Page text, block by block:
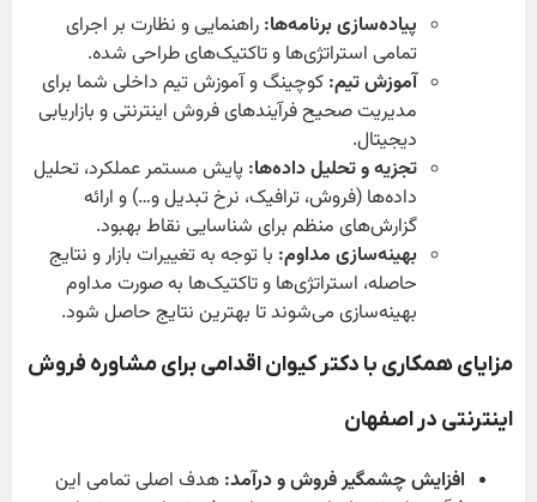
پیاده‌سازی برنامه‌ها: راهنمایی و نظارت بر اجرای
تمامی استراتژی‌ها و تاکتیک‌های طراحی شده.
آموزش تیم: کوچینگ و آموزش تیم داخلی شما برای
مدیریت صحیح فرآیندهای فروش اینترنتی و بازاریابی
دیجیتال.
تجزیه و تحلیل داده‌ها: پایش مستمر عملکرد، تحلیل
داده‌ها (فروش، ترافیک، نرخ تبدیل و…) و ارائه
گزارش‌های منظم برای شناسایی نقاط بهبود.
بهینه‌سازی مداوم: با توجه به تغییرات بازار و نتایج
حاصله، استراتژی‌ها و تاکتیک‌ها به صورت مداوم
بهینه‌سازی می‌شوند تا بهترین نتایج حاصل شود.
مزایای همکاری با دکتر کیوان اقدامی برای مشاوره فروش
اینترنتی در اصفهان
افزایش چشمگیر فروش و درآمد: هدف اصلی تمامی این